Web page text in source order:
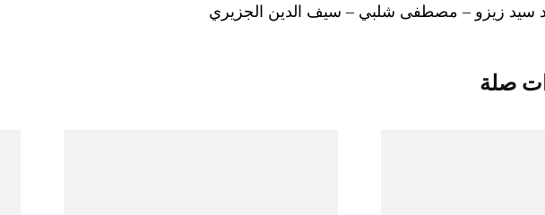
سيد زيزو – مصطفى شلبي – سيف الدين الجزيري
صلة